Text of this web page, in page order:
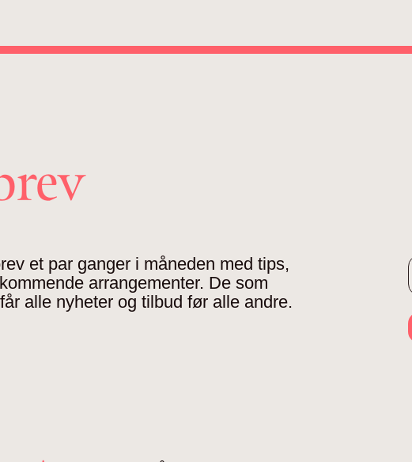
et par ganger i måneden med tips,
arrangementer. De som
alle nyheter og tilbud før alle andre.